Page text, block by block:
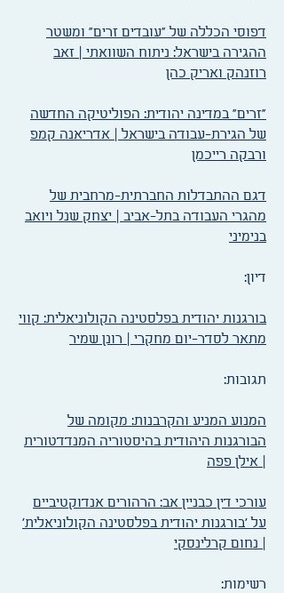
דפוסי הכללה של "עובדים זרים" ומשטר
ההגירה בישראל: ניתוח השוואתי | זאב
רוזנהק ואריק כהן
"זרים" במדינה יהודית: הפוליטיקה החדשה
של הגירת-עבודה בישראל | אדריאנה קמפ
ורבקה רייכמן
דגם ההתבדלות החברתית-מרחבית של
מהגרי העבודה בתל-אביב | יצחק שנל ויואב
בנימיני
דיון:​
בורגנות יהודית בפלסטינה הקולוניאלית: קווי
מתאר לסדר-יום מחקרי | רונן שמיר
תגובות:​
המנוע המניע והקרבנות: מקומה של
הבורגנות היהודית בהיסטוריה המנדדטורית
| אילן פפה
עורכי דין כבניין אב: הרהורים אנדוקטיביים
על 'בורגנות יהודית בפלסטינה הקולוניאלית'
| נחום קרלינסקי
רשימות:​